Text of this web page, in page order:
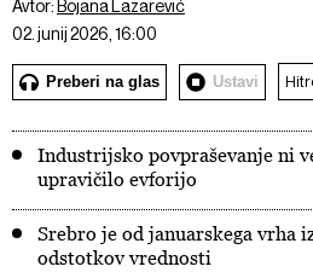
Avtor: Bojana Lazarević
02. junij 2026, 16:00
Preberi na glas Ustavi
Industrijsko povpraševanje ni
upravičilo evforijo
Srebro je od januarskega vrha
odstotkov vrednosti